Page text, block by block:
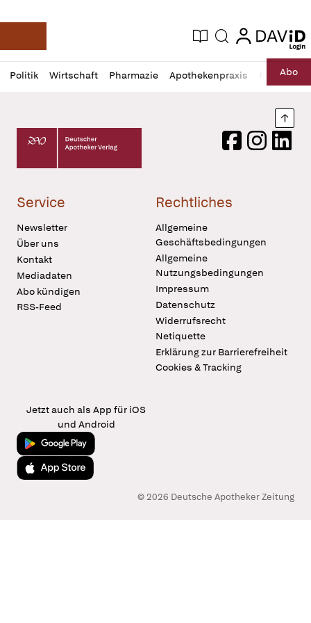
Deutsche Apotheker Zeitung
Aktuelle Ausgabe
Suche login
login
Politik Wirtschaft Pharmazie Apothekenpraxis RechtAbo
Profil
öffnen
Daz
Pur
Deutscher Apotheker Verlag Logo
FacebookInstagram
Service
Newsletter
Über uns
Kontakt
Mediadaten
Abo kündigen
RSS-Feed
Rechtliches
Allgemeine
Geschäftsbedingungen
Allgemeine
Nutzungsbedingungen
Impressum
Datenschutz
Widerrufsrecht
Netiquette
Erklärung zur Barrierefreiheit
Cookies & Tracking
Jetzt auch als App für iOS
und Android
Jetzt bei Google Play
Laden im App Store
© 2026 Deutsche Apotheker Zeitung